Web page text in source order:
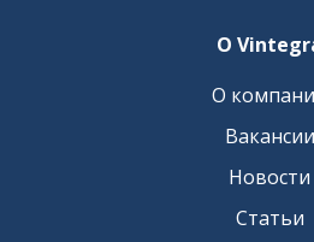
О
О
Вакансии
Новости
Статьи